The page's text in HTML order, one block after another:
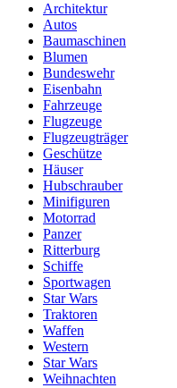
Architektur
Autos
Baumaschinen
Blumen
Bundeswehr
Eisenbahn
Fahrzeuge
Flugzeuge
Flugzeugträger
Geschütze
Häuser
Hubschrauber
Minifiguren
Motorrad
Panzer
Ritterburg
Schiffe
Sportwagen
Star Wars
Traktoren
Waffen
Western
Star Wars
Weihnachten